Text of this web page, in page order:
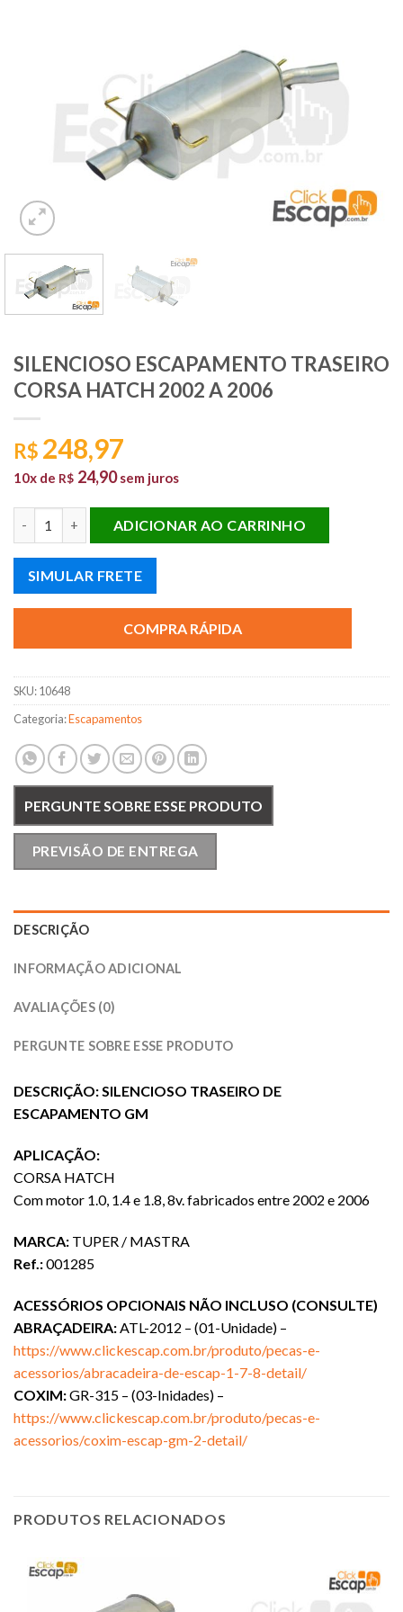
SILENCIOSO ESCAPAMENTO TRASEIRO
CORSA HATCH 2002 A 2006
R$ 248,97
10x de R$ 24,90 sem juros
ADICIONAR AO CARRINHO
SIMULAR FRETE
COMPRA RÁPIDA
SKU:10648
Categoria:Escapamentos
PERGUNTE SOBRE ESSE PRODUTO
PREVISÃO DE ENTREGA
DESCRIÇÃO
INFORMAÇÃO ADICIONAL
AVALIAÇÕES (0)
PERGUNTE SOBRE ESSE PRODUTO
DESCRIÇÃO: SILENCIOSO TRASEIRO DE
ESCAPAMENTO GM
APLICAÇÃO:
CORSA HATCH
Com motor 1.0, 1.4 e 1.8, 8v. fabricados entre 2002 e 2006
MARCA: TUPER / MASTRA
Ref.:001285
ACESSÓRIOS OPCIONAIS NÃO INCLUSO (CONSULTE)
ABRAÇADEIRA: ATL-2012 – (01-Unidade) –
https://www.clickescap.com.br/produto/pecas-e-
acessorios/abracadeira-de-escap-1-7-8-detail/
COXIM:GR-315 – (03-Inidades) –
https://www.clickescap.com.br/produto/pecas-e-
acessorios/coxim-escap-gm-2-detail/
PRODUTOS RELACIONADOS